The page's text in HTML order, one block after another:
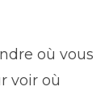
où vous
voir où